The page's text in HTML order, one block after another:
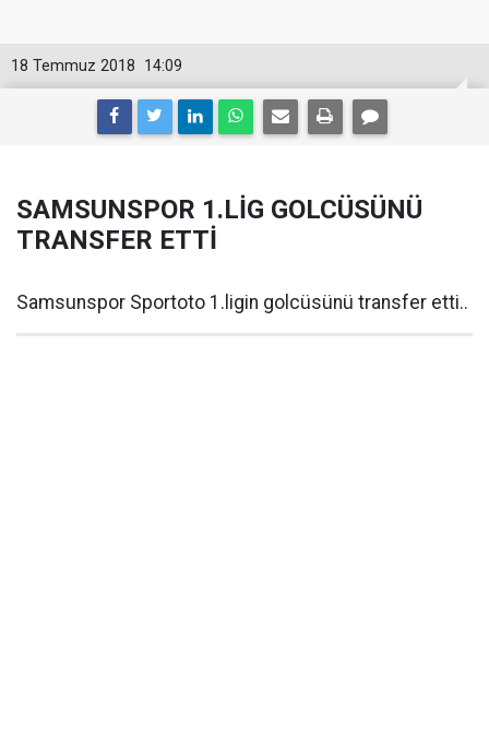
14:09
18 Temmuz 2018
SAMSUNSPOR 1.LİG GOLCÜSÜNÜ
TRANSFER ETTİ
Samsunspor Sportoto 1.ligin golcüsünü transfer etti..